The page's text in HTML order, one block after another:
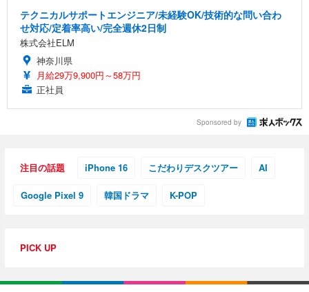
テクニカルサポートエンジニア/未経験OK/技術的な問い合わ
せ対応/定着率高い/完全週休2日制
株式会社ELM
神奈川県
月給29万9,900円～58万円
正社員
Sponsored by
注目の話題 iPhone 16 こだわりデスクツアー AI
Google Pixel 9 韓国ドラマ K-POP
PICK UP